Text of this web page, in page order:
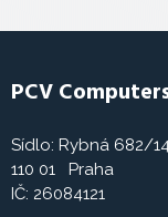
PCV
Sídlo: Rybná 682/
110 01 Praha
IČ: 26084121